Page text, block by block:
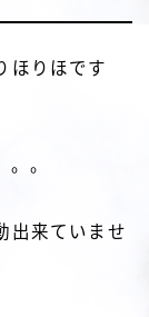
ほりほです
。
出来ていませ